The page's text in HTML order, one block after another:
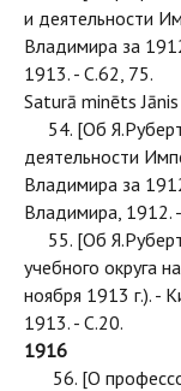
и деятельности
Владимира за
1913. - С.62, 75.
Saturā minēts
54. [Об
деятельности
Владимира за
Владимира, 1912.
55. [Об
учебного округа
ноября 1913 г.). -
1913. - С.20.
1916
56. [О